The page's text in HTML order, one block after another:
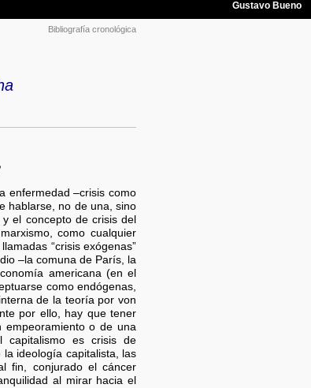
Bibliografía cronológica
enfermedad –crisis como
hablarse, no de una, sino
el concepto de crisis del
como cualquier
“crisis exógenas”
–la comuna de París, la
americana (en el
como endógenas,
de la teoría por von
por ello, hay que tener
empeoramiento o de una
capitalismo es crisis de
ideología capitalista, las
fin, conjurado el cáncer
al mirar hacia el